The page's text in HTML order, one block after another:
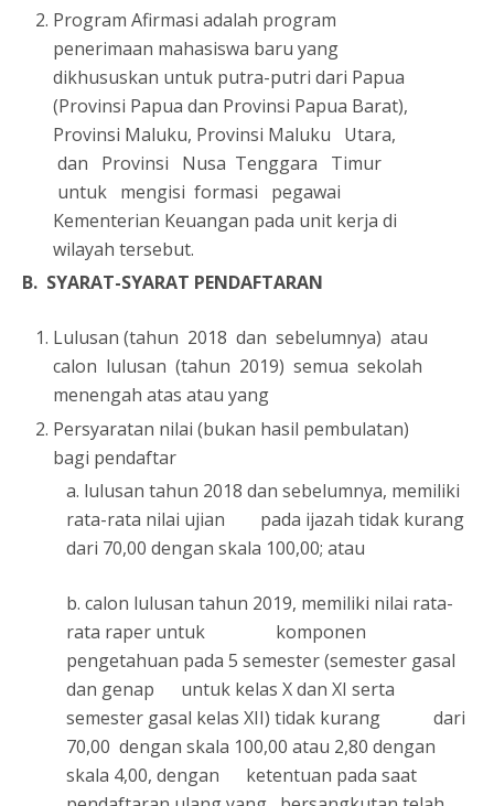
Program Afirmasi adalah program
penerimaan mahasiswa baru yang
dikhususkan untuk putra-putri dari Papua
(Provinsi Papua dan Provinsi Papua Barat),
Provinsi Maluku, Provinsi Maluku Utara,
dan Provinsi Nusa Tenggara Timur
untuk mengisi formasi pegawai
Kementerian Keuangan pada unit kerja di
wilayah tersebut.
B. SYARAT-SYARAT PENDAFTARAN
Lulusan (tahun 2018 dan sebelumnya) atau
calon lulusan (tahun 2019) semua sekolah
menengah atas atau yang
Persyaratan nilai (bukan hasil pembulatan)
bagi pendaftar
a. lulusan tahun 2018 dan sebelumnya, memiliki
rata-rata nilai ujian pada ijazah tidak kurang
dari 70,00 dengan skala 100,00; atau
b. calon lulusan tahun 2019, memiliki nilai rata-
rata raper untuk komponen
pengetahuan pada 5 semester (semester gasal
dan genap untuk kelas X dan XI serta
semester gasal kelas XII) tidak kurang dari
70,00 dengan skala 100,00 atau 2,80 dengan
skala 4,00, dengan ketentuan pada saat